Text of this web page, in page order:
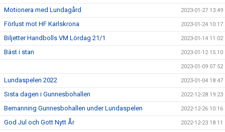
Motionera med Lundagård 2023-01-27 13:49
Förlust mot HF Karlskrona 2023-01-24 10:17
Biljetter Handbolls VM Lördag 21/1 2023-01-14 11:02
Bäst i stan 2023-01-12 15:10
2023-01-09 07:52
Lundaspelen 2022 2023-01-04 18:47
Sista dagen i Gunnesbohallen 2022-12-28 19:23
Bemanning Gunnesbohallen under Lundaspelen 2022-12-26 10:16
God Jul och Gott Nytt År 2022-12-23 18:11